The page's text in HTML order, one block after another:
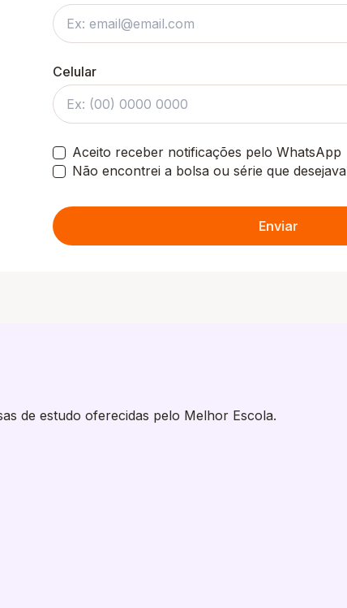
Celular
Aceito receber notificações pelo WhatsApp
Não encontrei a bolsa ou série que desejava
Enviar
de estudo oferecidas pelo Melhor Escola.